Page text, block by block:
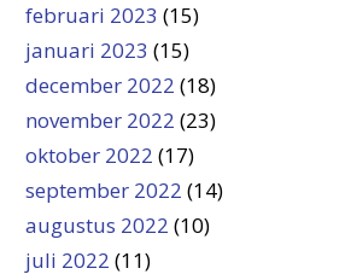
februari 2023 (15)
januari 2023 (15)
december 2022 (18)
november 2022 (23)
oktober 2022 (17)
september 2022 (14)
augustus 2022 (10)
juli 2022 (11)